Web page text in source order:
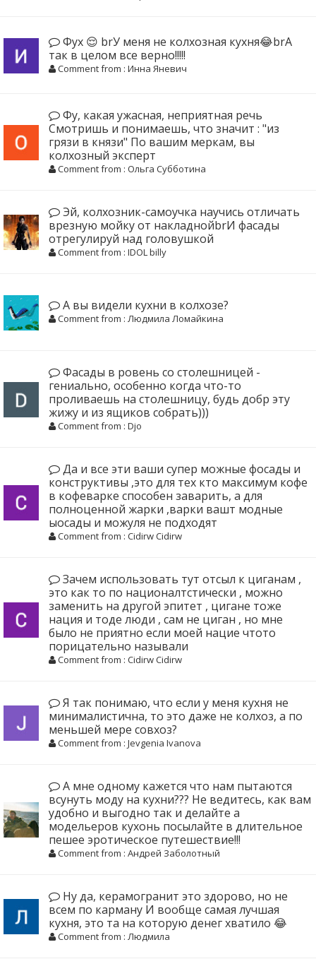
Фух 😌 brУ меня не колхозная кухня😂brА
так в целом все верно!!!!!
Comment from : Инна Яневич
Фу, какая ужасная, неприятная речь
Смотришь и понимаешь, что значит : "из
грязи в князи" По вашим меркам, вы
колхозный эксперт
Comment from : Ольга Субботина
Эй, колхозник-самоучка научись отличать
врезную мойку от накладнойbrИ фасады
отрегулируй над головушкой
Comment from : IDOL billy
А вы видели кухни в колхозе?
Comment from : Людмила Ломайкина
Фасады в ровень со столешницей -
гениально, особенно когда что-то
проливаешь на столешницу, будь добр эту
жижу и из ящиков собрать)))
Comment from : Djo
Да и все эти ваши супер можные фосады и
конструктивы ,это для тех кто максимум кофе
в кофеварке способен заварить, а для
полноценной жарки ,варки вашт модные
ыосады и можуля не подходят
Comment from : Cidirw Cidirw
Зачем использовать тут отсыл к циганам ,
это как то по националтстически , можно
заменить на другой эпитет , цигане тоже
нация и тоде люди , сам не циган , но мне
было не приятно если моей нацие чтото
порицательно называли
Comment from : Cidirw Cidirw
Я так понимаю, что если у меня кухня не
минималистична, то это даже не колхоз, а по
меньшей мере совхоз?
Comment from : Jevgenia Ivanova
А мне одному кажется что нам пытаются
всунуть моду на кухни??? Не ведитесь, как вам
удобно и выгодно так и делайте а
модельеров кухонь посылайте в длительное
пешее эротическое путешествие!!!
Comment from : Андрей Заболотный
Ну да, керамогранит это здорово, но не
всем по карману И вообще самая лучшая
кухня, это та на которую денег хватило 😂
Comment from : Людмила